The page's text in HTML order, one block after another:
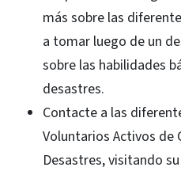
más sobre las
a tomar luego de un
sobre las habilidades
desastres.
Contacte a las
Voluntarios Activos de
Desastres, visitando